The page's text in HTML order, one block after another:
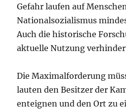
Gefahr laufen auf
Nationalsozialismus
Auch die historische
aktuelle Nutzung
Die Maximalforderung
lauten den Besitzer der
enteignen und den Ort zu